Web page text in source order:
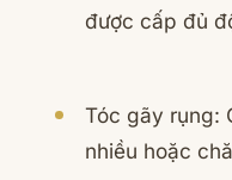
được cấp đủ
Tóc gãy rụng:
nhiều hoặc